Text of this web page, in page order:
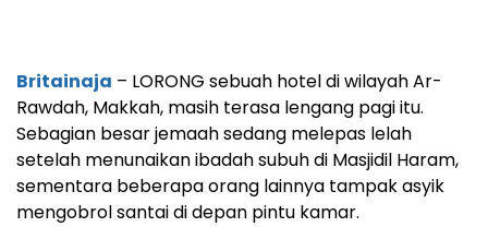
Britainaja – LORONG sebuah hotel di wilayah Ar-
Rawdah, Makkah, masih terasa lengang pagi itu.
Sebagian besar jemaah sedang melepas lelah
setelah menunaikan ibadah subuh di Masjidil Haram,
sementara beberapa orang lainnya tampak asyik
mengobrol santai di depan pintu kamar.